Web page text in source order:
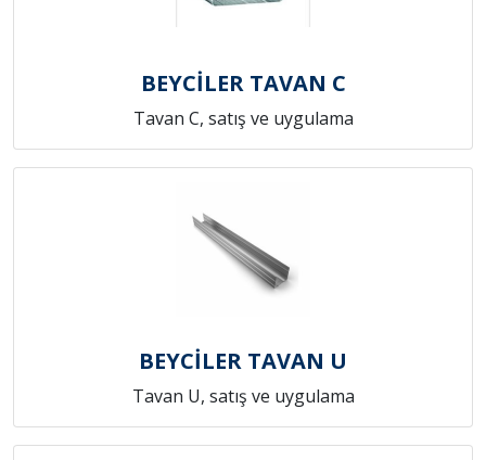
BEYCİLER TAVAN C
Tavan C, satış ve uygulama
BEYCİLER TAVAN U
Tavan U, satış ve uygulama